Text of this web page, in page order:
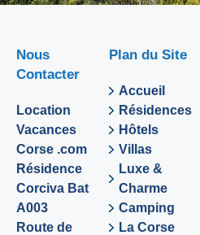
Nous
Contacter
Location
Vacances
Corse .com
Résidence
Corciva Bat
A003
Route de
Plan du Site
Accueil
Résidences
Hôtels
Villas
Luxe &
Charme
Camping
La Corse